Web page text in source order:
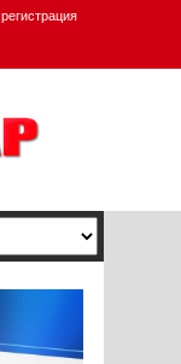
регистрация